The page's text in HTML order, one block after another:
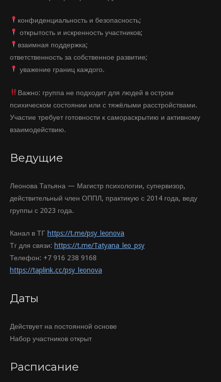
конфиденциальность и безопасность;
открытость и искренность участников;
взаимная поддержка;
ответственность за собственное развитие;
уважение границ каждого.
Важно: группа не подходит для людей в остром
психическом состоянии или с тяжёлыми расстройствами.
Участие требует готовности к самораскрытию и активному
взаимодействию.
Ведущие
Леонова Татьяна — Магистр психологии, супервизор,
действительный член ОППЛ, практикую с 2014 года, веду
группы с 2023 года.
Канал в ТГ https://t.me/psy_leonova
Тг для связи: https://t.me/Tatyana_leo_psy
Телефон: +7 916 238 9168
https://taplink.cc/psy_leonova
Даты
Действует на постоянной основе
Набор участников открыт
Расписание